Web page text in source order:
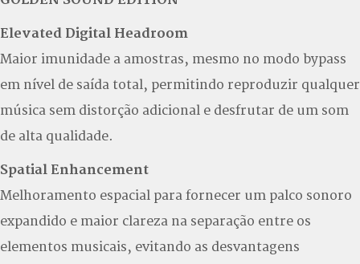
Elevated Digital Headroom
Maior imunidade a amostras, mesmo no modo bypass
em nível de saída total, permitindo reproduzir qualquer
música sem distorção adicional e desfrutar de um som
de alta qualidade.
Spatial Enhancement
Melhoramento espacial para fornecer um palco sonoro
expandido e maior clareza na separação entre os
elementos musicais, evitando as desvantagens